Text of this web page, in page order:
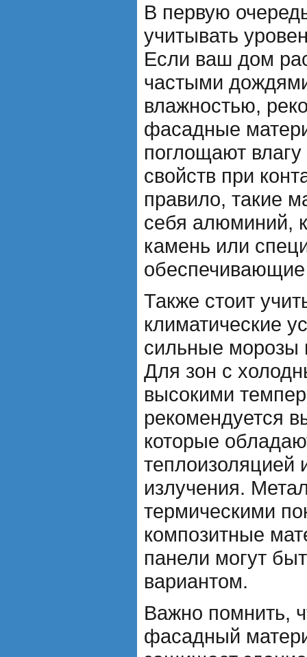
В первую
учитывать
Если ваш дом
частыми
влажностью,
фасадные
поглощают
свойств при
правило, такие
себя алюминий,
камень или
Также стоит
климатические
сильные морозы
Для зон с
высокими
рекомендуется
которые
теплоизоляцией
излучения.
термическими
композитные
панели могут
вариантом.
Важно помнить,
фасадный